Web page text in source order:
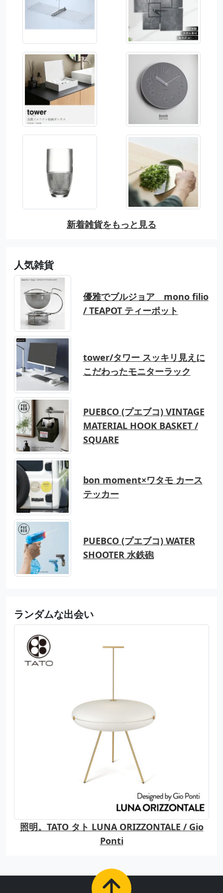
新着雑貨をもっと見る
人気雑貨
優雅でブルジョア mono filio
/ TEAPOT ティーポット
tower/タワー スッキリ見えに
こだわったモニターラック
PUEBCO (プエブコ) VINTAGE
MATERIAL HOOK BASKET /
SQUARE
bon moment×ワタモ カース
テッカー
PUEBCO (プエブコ) WATER
SHOOTER 水鉄砲
ランダムな出会い
照明。TATO タト LUNA ORIZZONTALE / Gio
Ponti